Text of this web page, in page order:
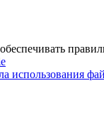
использования